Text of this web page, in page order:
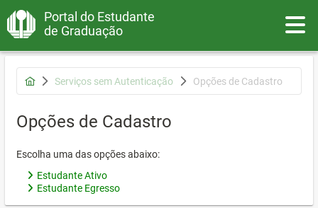
Portal do Estudante
de Graduação
Serviços sem Autenticação Opções de Cadastro
Opções de Cadastro
Escolha uma das opções abaixo:
Estudante Ativo
Estudante Egresso